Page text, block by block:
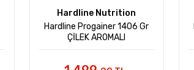
Hardline Nutrition
Hardline Progainer 1406 Gr
ÇİLEK AROMALI